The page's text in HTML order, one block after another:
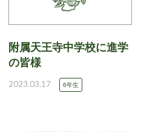
附属天王寺中学校に進学
の皆様
2023.03.17 6年生